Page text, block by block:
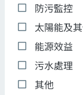
防污監控
太陽能及
能源效益
污水處理
其他